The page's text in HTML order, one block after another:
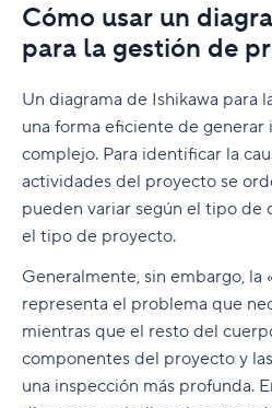
Cómo usar un
para la gestión de
Un diagrama de Ishikawa para
una forma eficiente de generar
complejo. Para identificar la
actividades del proyecto se
pueden variar según el tipo de
el tipo de proyecto.
Generalmente, sin embargo, la
representa el problema que
mientras que el resto del
componentes del proyecto y
una inspección más profunda.